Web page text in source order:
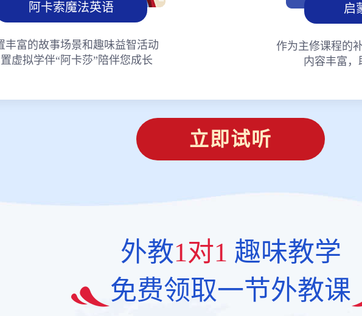
阿卡索魔法英语
丰富的故事场景和趣味益智活动
虚拟学伴“阿卡莎”陪伴您成长
启
作为主修课程的
内容丰富，
立即试听
外教1对1 趣味教学
免费领取一节外教课